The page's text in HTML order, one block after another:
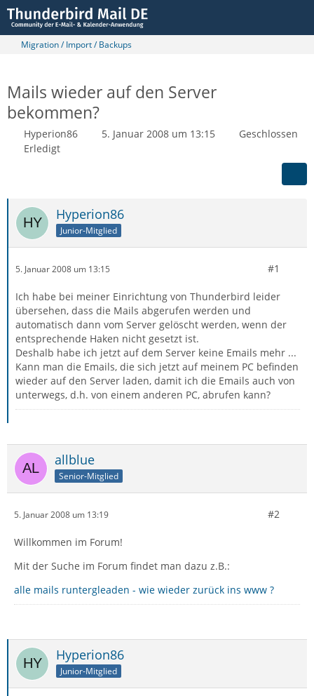
Migration / Import / Backups
Mails wieder auf den Server
bekommen?
Hyperion86 5. Januar 2008 um 13:15
Geschlossen
Erledigt
Hyperion86
Junior-Mitglied
5. Januar 2008 um 13:15 #1
Ich habe bei meiner Einrichtung von Thunderbird leider
übersehen, dass die Mails abgerufen werden und
automatisch dann vom Server gelöscht werden, wenn der
entsprechende Haken nicht gesetzt ist.
Deshalb habe ich jetzt auf dem Server keine Emails mehr ...
Kann man die Emails, die sich jetzt auf meinem PC befinden
wieder auf den Server laden, damit ich die Emails auch von
unterwegs, d.h. von einem anderen PC, abrufen kann?
allblue
Senior-Mitglied
5. Januar 2008 um 13:19 #2
Willkommen im Forum!
Mit der Suche im Forum findet man dazu z.B.:
alle mails runtergleaden - wie wieder zurück ins www ?
Hyperion86
Junior-Mitglied